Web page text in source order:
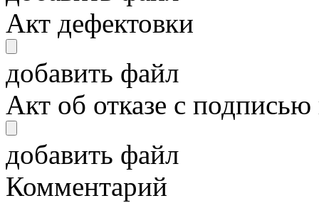
Акт дефектовки
добавить файл
Акт об отказе с
добавить файл
Комментарий